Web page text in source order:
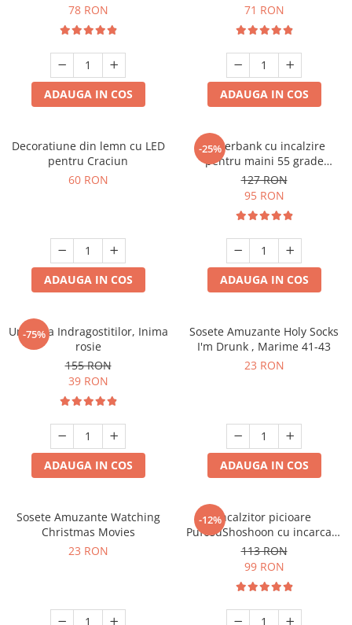
78 RON
ADAUGA IN COS
71 RON
ADAUGA IN COS
Decoratiune din lemn cu LED
pentru Craciun
60 RON
ADAUGA IN COS
-25%
Powerbank cu incalzire
pentru maini 55 grade
Bucuria frigurosilor
10000mAh
127 RON
95 RON
ADAUGA IN COS
-75%
Umbrela Indragostitilor, Inima
rosie
155 RON
39 RON
ADAUGA IN COS
Sosete Amuzante Holy Socks
I'm Drunk , Marime 41-43
23 RON
ADAUGA IN COS
Sosete Amuzante Watching
Christmas Movies
23 RON
-12%Incalzitor picioare
PufosuShoshoon cu incarcare
USB
113 RON
99 RON